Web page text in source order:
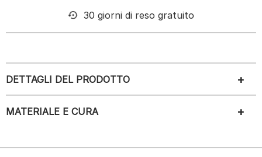
30 giorni di reso gratuito
DETTAGLI DEL PRODOTTO
MATERIALE E CURA